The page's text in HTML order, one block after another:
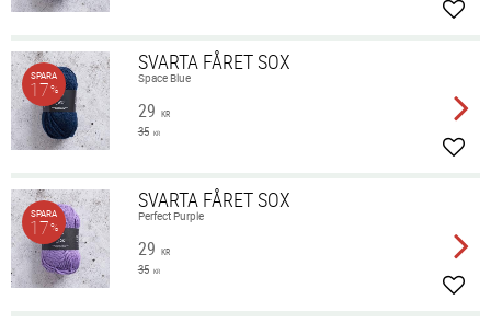
SVARTA FÅRET SOX
Space Blue
29 KR
35 KR
SPARA
17%
SVARTA FÅRET SOX
Perfect Purple
29 KR
35 KR
SPARA
17%